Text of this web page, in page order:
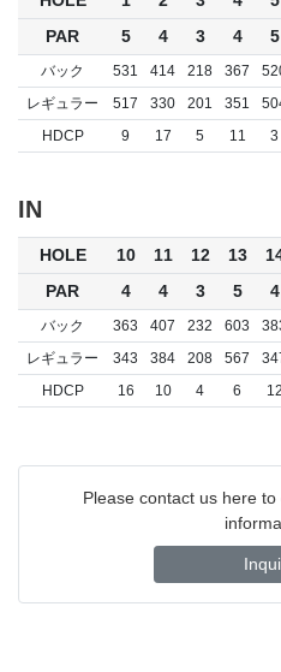
PAR
5 4 3 4 5
バック 531 414 218 367
レギュラー
517 330 201 351
HDCP
9 17 5 11 3
IN
HOLE 10 11 12 13
PAR
4 4 3 5 4
バック 363 407 232 603
レギュラー
343 384 208 567
HDCP
16 10 4 6 12
Please contact us here